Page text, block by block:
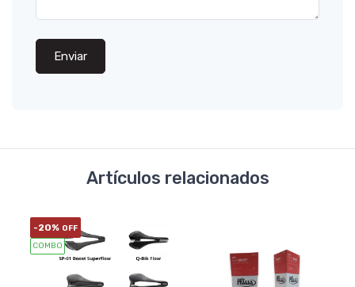
Enviar
Artículos relacionados
-20% OFF
COMBO